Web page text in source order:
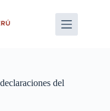
del